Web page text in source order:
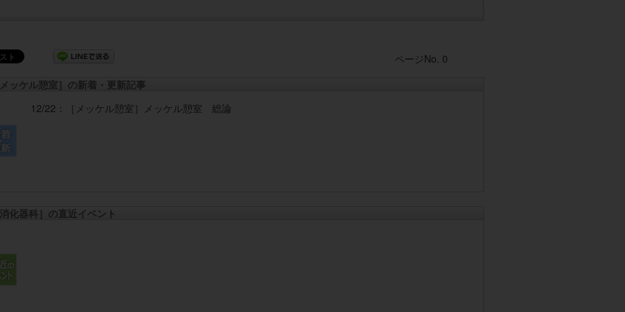
Post navigation
ページNo. 0
ッケル憩室］の新着・更新記事
12/22：
［メッケル憩室］ メッケル憩室 総論
化器科］の直近イベント